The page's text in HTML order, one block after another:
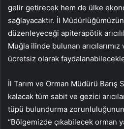
gelir getirecek hem de ülke
sağlayacaktır. İl
düzenleyeceği apiterapötik
Muğla ilinde bulunan arıcılarımız
ücretsiz olarak
İl Tarım ve Orman Müdürü Barış
kalacak tüm sabit ve gezici
tüpü bulundurma
“Bölgemizde çıkabilecek orman